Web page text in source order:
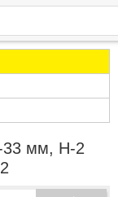
33 мм, H-2